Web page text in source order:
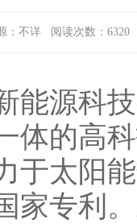
：不详 阅读次数：6320
能源科
体的高
于太阳
家专利